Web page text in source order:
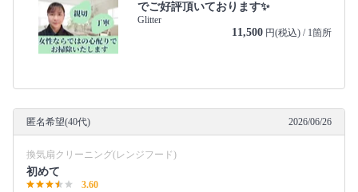
でご好評頂いております✨
Glitter
11,500 円(税込) / 1箇所
匿名希望(40代) 2026/06/26
換気扇クリーニング(レンジフード)
初めて
3.60